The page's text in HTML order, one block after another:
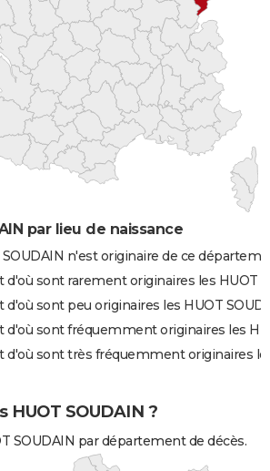
par lieu de naissance
n'est originaire de ce
sont rarement originaires les HUOT
sont peu originaires les HUOT
sont fréquemment originaires les
sont très fréquemment originaires
HUOT SOUDAIN ?
SOUDAIN par département de décès.